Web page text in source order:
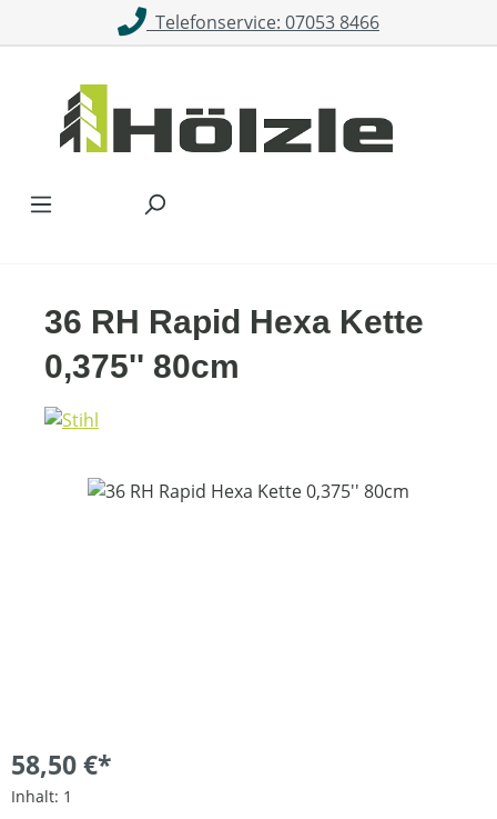
Zum Hauptinhalt springenTelefonservice: 07053 8466
36 RH Rapid Hexa Kette
0,375'' 80cm
Bildergalerie überspringen
58,50 €*
Inhalt: 1